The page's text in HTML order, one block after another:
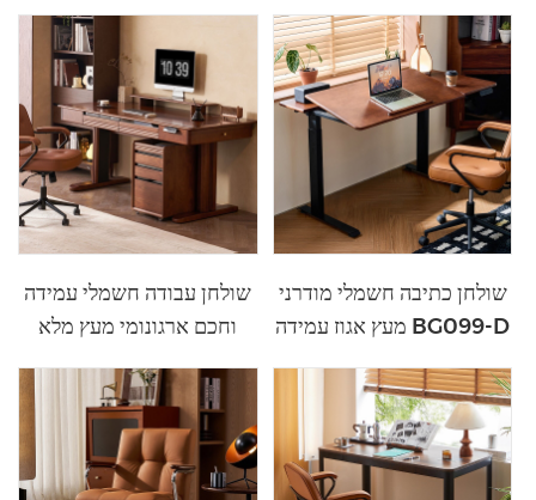
BY138-B
שולחן עבודה חשמלי עמידה
וחכם ארגונומי מעץ מלא
שולחן כתיבה חשמלי מודרני
מעץ אגוז עמידה BG099-D